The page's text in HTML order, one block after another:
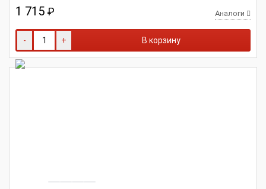
1 715 ₽ Аналоги
- + В корзину